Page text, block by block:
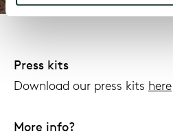
Press kits
Download our press kits here
More info?